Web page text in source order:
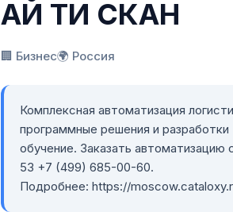
АЙ ТИ СКАН
🏢 Бизнес🌍 Россия
Комплексная автоматизация
программные решения и
обучение. Заказать
53 +7 (499) 685-00-60.
Подробнее: https://